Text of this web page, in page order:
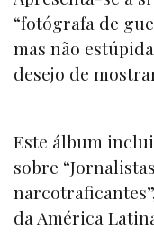
“fotógrafa de
mas não
desejo de
Este álbum
sobre
da América